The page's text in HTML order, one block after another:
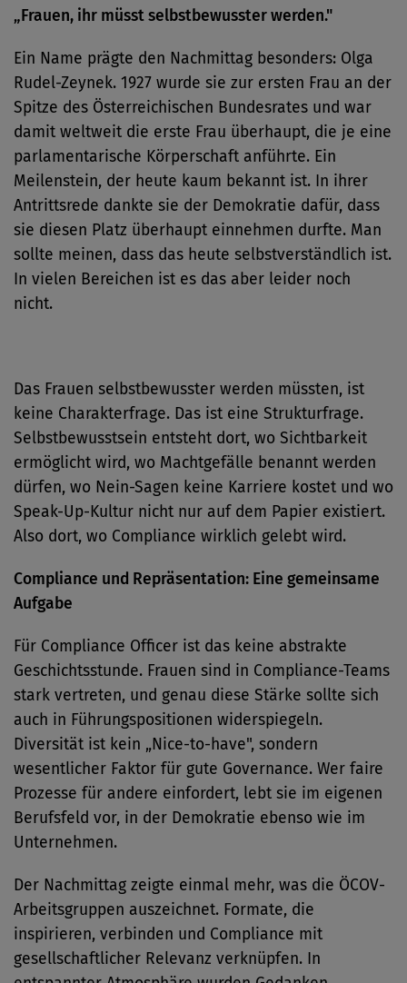
„Frauen, ihr müsst selbstbewusster werden."
Ein Name prägte den Nachmittag besonders: Olga
Rudel-Zeynek. 1927 wurde sie zur ersten Frau an der
Spitze des Österreichischen Bundesrates und war
damit weltweit die erste Frau überhaupt, die je eine
parlamentarische Körperschaft anführte. Ein
Meilenstein, der heute kaum bekannt ist. In ihrer
Antrittsrede dankte sie der Demokratie dafür, dass
sie diesen Platz überhaupt einnehmen durfte. Man
sollte meinen, dass das heute selbstverständlich ist.
In vielen Bereichen ist es das aber leider noch
nicht.
Das Frauen selbstbewusster werden müssten, ist
keine Charakterfrage. Das ist eine Strukturfrage.
Selbstbewusstsein entsteht dort, wo Sichtbarkeit
ermöglicht wird, wo Machtgefälle benannt werden
dürfen, wo Nein-Sagen keine Karriere kostet und wo
Speak-Up-Kultur nicht nur auf dem Papier existiert.
Also dort, wo Compliance wirklich gelebt wird.
Compliance und Repräsentation: Eine gemeinsame
Aufgabe
Für Compliance Officer ist das keine abstrakte
Geschichtsstunde. Frauen sind in Compliance-Teams
stark vertreten, und genau diese Stärke sollte sich
auch in Führungspositionen widerspiegeln.
Diversität ist kein „Nice-to-have", sondern
wesentlicher Faktor für gute Governance. Wer faire
Prozesse für andere einfordert, lebt sie im eigenen
Berufsfeld vor, in der Demokratie ebenso wie im
Unternehmen.
Der Nachmittag zeigte einmal mehr, was die ÖCOV-
Arbeitsgruppen auszeichnet. Formate, die
inspirieren, verbinden und Compliance mit
gesellschaftlicher Relevanz verknüpfen. In